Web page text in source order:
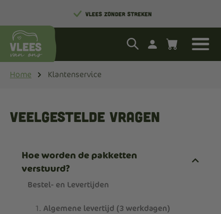
VLEES ZONDER STREKEN
LOKAAL EN MET ZORG GROOTGEBRACHT
Home Klantenservice
Veelgestelde vragen
Hoe worden de pakketten
verstuurd?
Bestel- en Levertijden
Algemene levertijd (3 werkdagen)